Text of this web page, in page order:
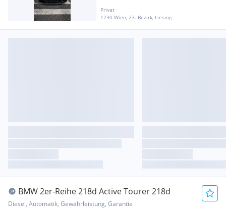
Privat
1230 Wien, 23. Bezirk, Liesing
BMW 2er-Reihe 218d Active Tourer 218d
Diesel, Automatik, Gewährleistung, Garantie